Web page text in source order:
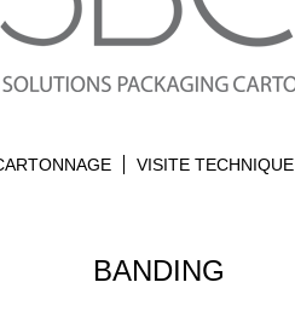
VISITE TECHNIQUE
BANDING